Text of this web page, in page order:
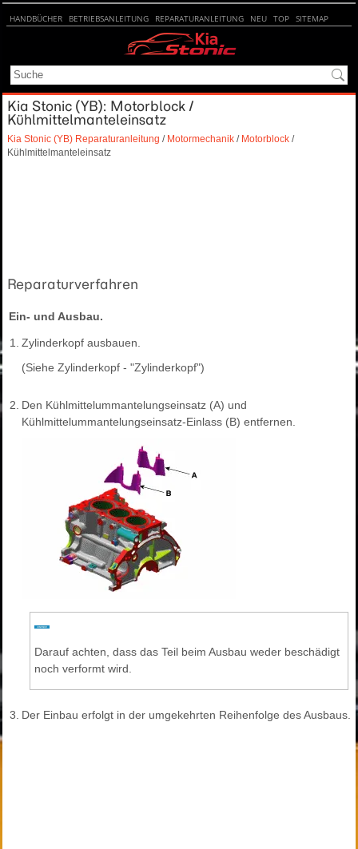
HANDBÜCHER BETRIEBSANLEITUNG REPARATURANLEITUNG NEU TOP SITEMAP
Kia Stonic (YB): Motorblock /
Kühlmittelmanteleinsatz
Kia Stonic (YB) Reparaturanleitung / Motormechanik / Motorblock /
Kühlmittelmanteleinsatz
Reparaturverfahren
Ein- und Ausbau.
1.
Zylinderkopf ausbauen.
(Siehe Zylinderkopf - "Zylinderkopf")
2. Den Kühlmittelummantelungseinsatz (A) und
Kühlmittelummantelungseinsatz-Einlass (B) entfernen.
Darauf achten, dass das Teil beim Ausbau weder beschädigt
noch verformt wird.
3. Der Einbau erfolgt in der umgekehrten Reihenfolge des Ausbaus.